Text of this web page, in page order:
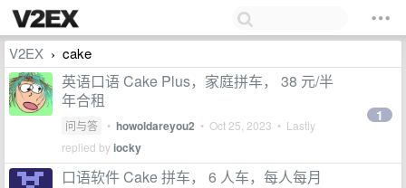
V2EX › cake
英语口语 Cake Plus，家庭拼车， 38 元/半
年合租
问与答 • howoldareyou2 • Oct 25, 2023 • Lastly
replied byiocky
1
口语软件 Cake 拼车， 6 人车，每人每月